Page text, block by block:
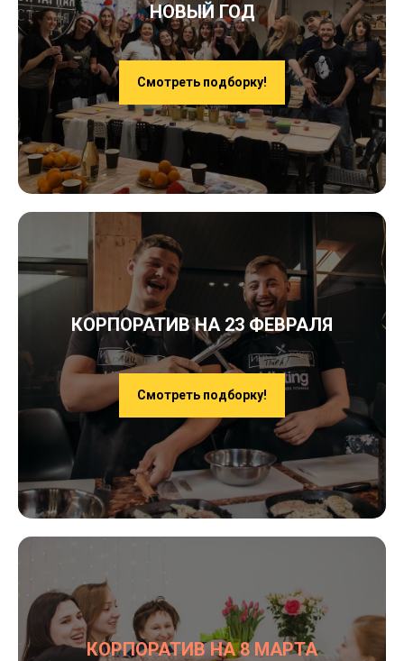
НОВЫЙ ГОД
Смотреть подборку!
КОРПОРАТИВ НА 23 ФЕВРАЛЯ
Смотреть подборку!
КОРПОРАТИВ НА 8 МАРТА